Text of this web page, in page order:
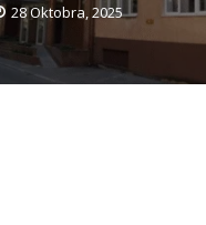
28 Oktobra, 2025